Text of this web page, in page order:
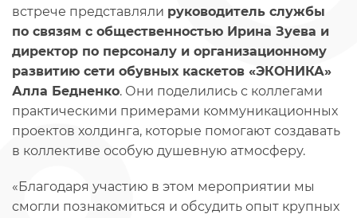
встрече представляли руководитель службы
по связям с общественностью Ирина Зуева и
директор по персоналу и организационному
развитию сети обувных каскетов «ЭКОНИКА»
Алла Бедненко. Они поделились с коллегами
практическими примерами коммуникационных
проектов холдинга, которые помогают создавать
в коллективе особую душевную атмосферу.
«Благодаря участию в этом мероприятии мы
смогли познакомиться и обсудить опыт крупных